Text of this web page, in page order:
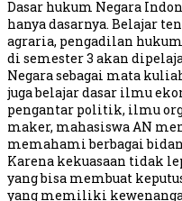
Dasar hukum Negara
hanya dasarnya. Belajar
agraria, pengadilan
di semester 3 akan
Negara sebagai mata
juga belajar dasar ilmu
pengantar politik, ilmu
maker, mahasiswa AN
memahami berbagai
Karena kekuasaan tidak
yang bisa membuat
yang memiliki